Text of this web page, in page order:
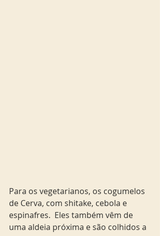
Para os vegetarianos, os cogumelos
de Cerva, com shitake, cebola e
espinafres.  Eles também vêm de
uma aldeia próxima e são colhidos a